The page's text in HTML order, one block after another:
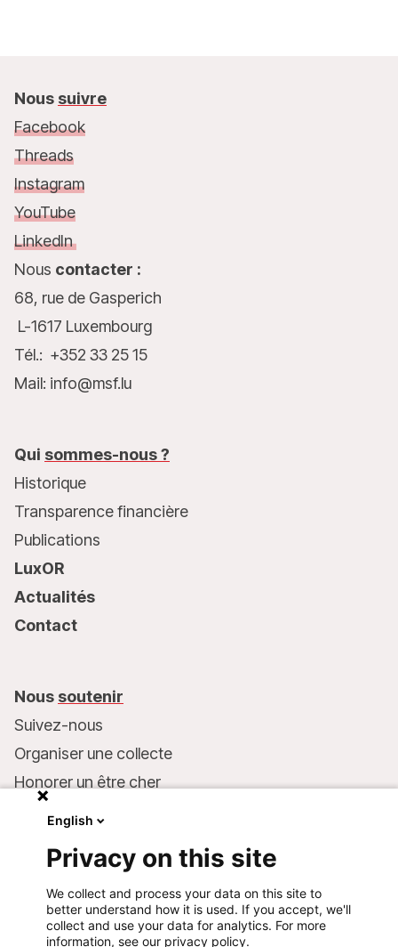
Nous suivre
Facebook
Threads
Instagram
YouTube
LinkedIn
Nous contacter :
68, rue de Gasperich
L-1617 Luxembourg
Tél.: +352 33 25 15
Mail: info@msf.lu
Qui sommes-nous ?
Historique
Transparence financière
Publications
LuxOR
Actualités
Contact
Nous soutenir
Suivez-nous
Organiser une collecte
Honorer un être cher
Faire un don
Coordonnées bancaires :
LU75 1111 0000 4848 0000
English
Privacy on this site
We collect and process your data on this site to
better understand how it is used. If you accept, we'll
collect and use your data for analytics. For more
information, see our privacy policy.